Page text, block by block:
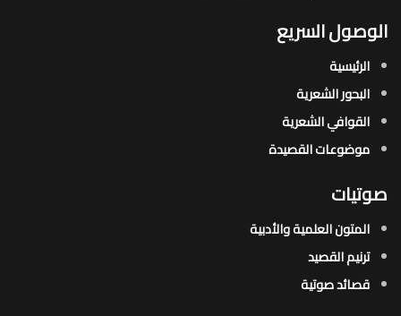
الوصول السريع
الرئيسية
البحور الشعرية​
القوافي الشعرية​
موضوعات القصيدة​
صوتيات
المتون العلمية والأدبية
ترنيم القصيد
قصائد صوتية